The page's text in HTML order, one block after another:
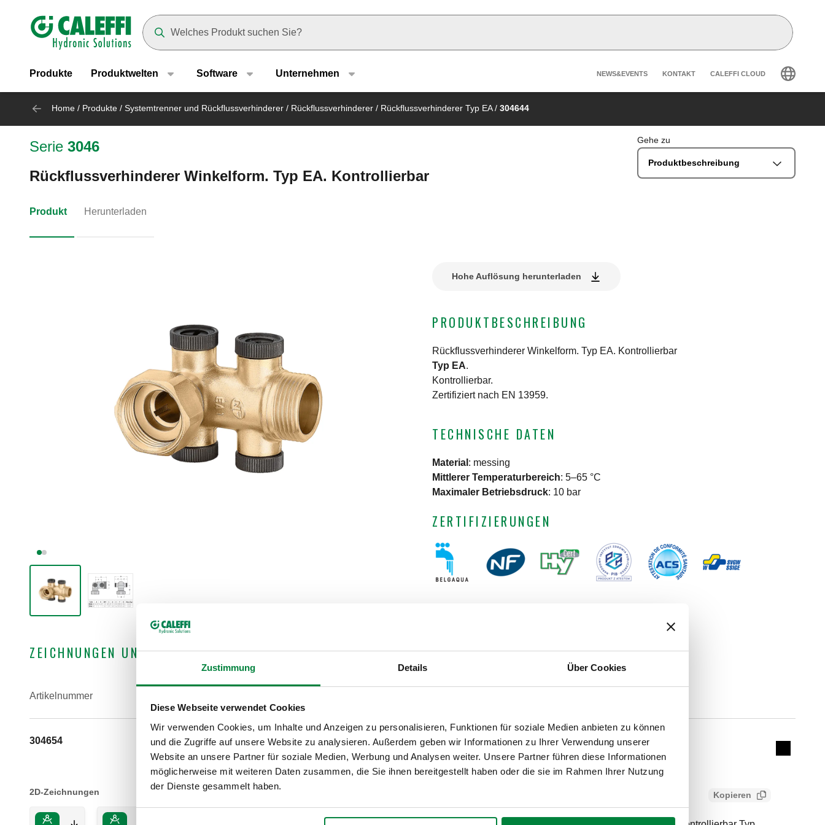
Zustimmung Details Über Cookies
Diese Webseite verwendet Cookies
Wir verwenden Cookies, um Inhalte und Anzeigen zu personalisieren, Funktionen für soziale Medien anbieten zu können
und die Zugriffe auf unsere Website zu analysieren. Außerdem geben wir Informationen zu Ihrer Verwendung unserer
Website an unsere Partner für soziale Medien, Werbung und Analysen weiter. Unsere Partner führen diese Informationen
möglicherweise mit weiteren Daten zusammen, die Sie ihnen bereitgestellt haben oder die sie im Rahmen Ihrer Nutzung
der Dienste gesammelt haben.
Header main navigation
Produkte Produktwelten Software Unternehmen Header secondary
NEWS&EVENTS KONTAKT CALEFFI CLOUD
Home / Produkte / Systemtrenner und Rückflussverhinderer / Rückflussverhinderer / Rückflussverhinderer Typ EA/ 304644
Serie 3046
Rückflussverhinderer Winkelform. Typ EA. Kontrollierbar
Gehe zu
Produktbeschreibung
Produkt Herunterladen
Hohe Auflösung herunterladen
PRODUKTBESCHREIBUNG
Rückflussverhinderer Winkelform. Typ EA. Kontrollierbar
Typ EA.
Kontrollierbar.
Zertifiziert nach EN 13959.
TECHNISCHE DATEN
Material : messing
Mittlerer Temperaturbereich: 5–65 °C
Maximaler Betriebsdruck: 10 bar
ZERTIFIZIERUNGEN
ZEICHNUNGEN UND SPEZIFIKATIONEN
Artikelnummer
304654
G 1" (ISO 228-1) IG
Überwurfmutter
G 1" A (ISO 228-1) AG
DN 20 (Rückschlagventil)
Collapse
2D-Zeichnungen Kopieren